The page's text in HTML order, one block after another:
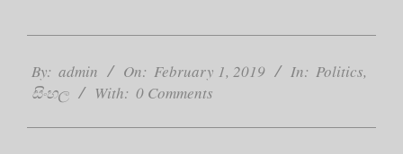
02-
01
By: admin On: February 1, 2019 In: Politics,
සිංහල
With: 0 Comments